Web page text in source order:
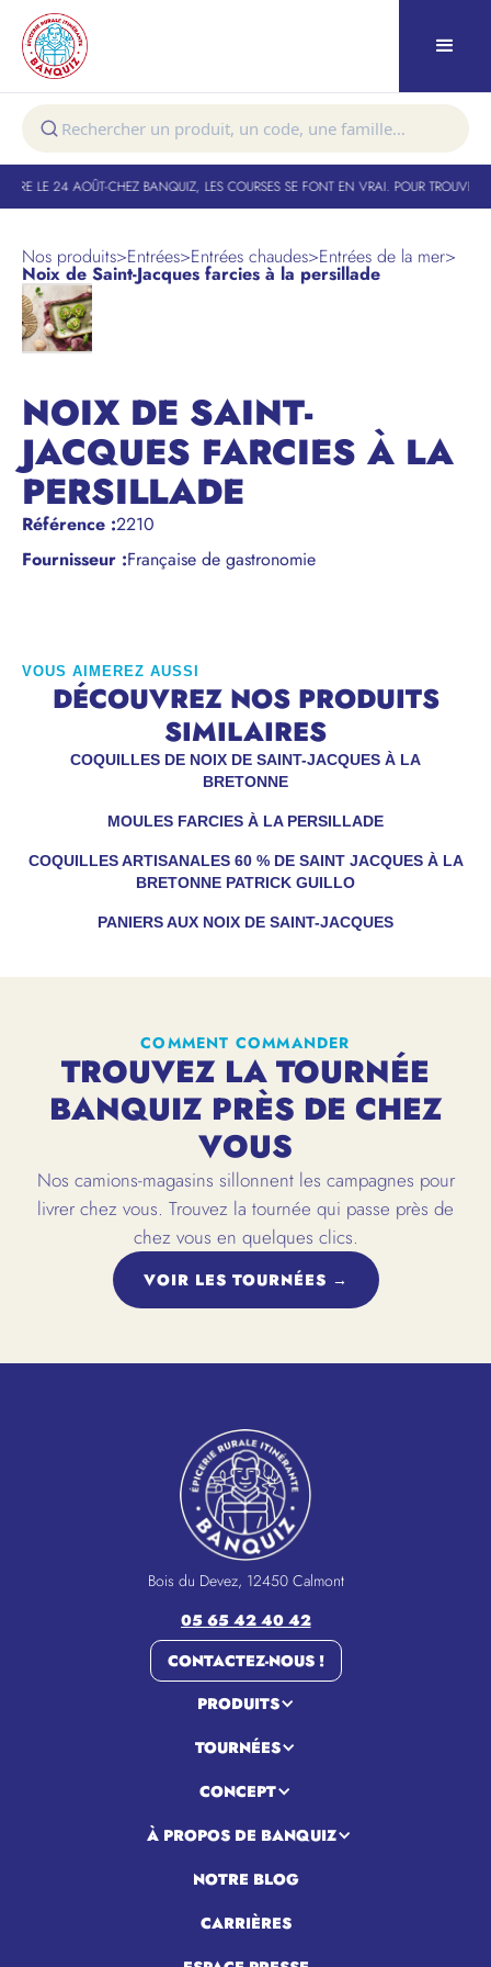
LE 24 AOÛT-CHEZ BANQUIZ, LES COURSES SE FONT EN VRAI. POUR TROUVER
Nos produits>Entrées>Entrées chaudes>Entrées de la mer>
Noix de Saint-Jacques farcies à la persillade
NOIX DE SAINT-
JACQUES FARCIES À LA
PERSILLADE
Référence :2210
Fournisseur :Française de gastronomie
VOUS AIMEREZ AUSSI
DÉCOUVREZ NOS PRODUITS
SIMILAIRES
PANIERS AUX NOIX DE SAINT-JACQUES
MOULES FARCIES À LA PERSILLADE
COQUILLES DE NOIX DE SAINT-JACQUES À LA
BRETONNE
COQUILLES ARTISANALES 60 % DE SAINT JACQUES À LA
BRETONNE PATRICK GUILLO
COMMENT COMMANDER
TROUVEZ LA TOURNÉE
BANQUIZ PRÈS DE CHEZ
VOUS
Nos camions-magasins sillonnent les campagnes pour
livrer chez vous. Trouvez la tournée qui passe près de
chez vous en quelques clics.
VOIR LES TOURNÉES →
Bois du Devez, 12450 Calmont
05 65 42 40 42
CONTACTEZ-NOUS !
PRODUITS
TOURNÉES
CONCEPT
À PROPOS DE BANQUIZ
NOTRE BLOG
CARRIÈRES